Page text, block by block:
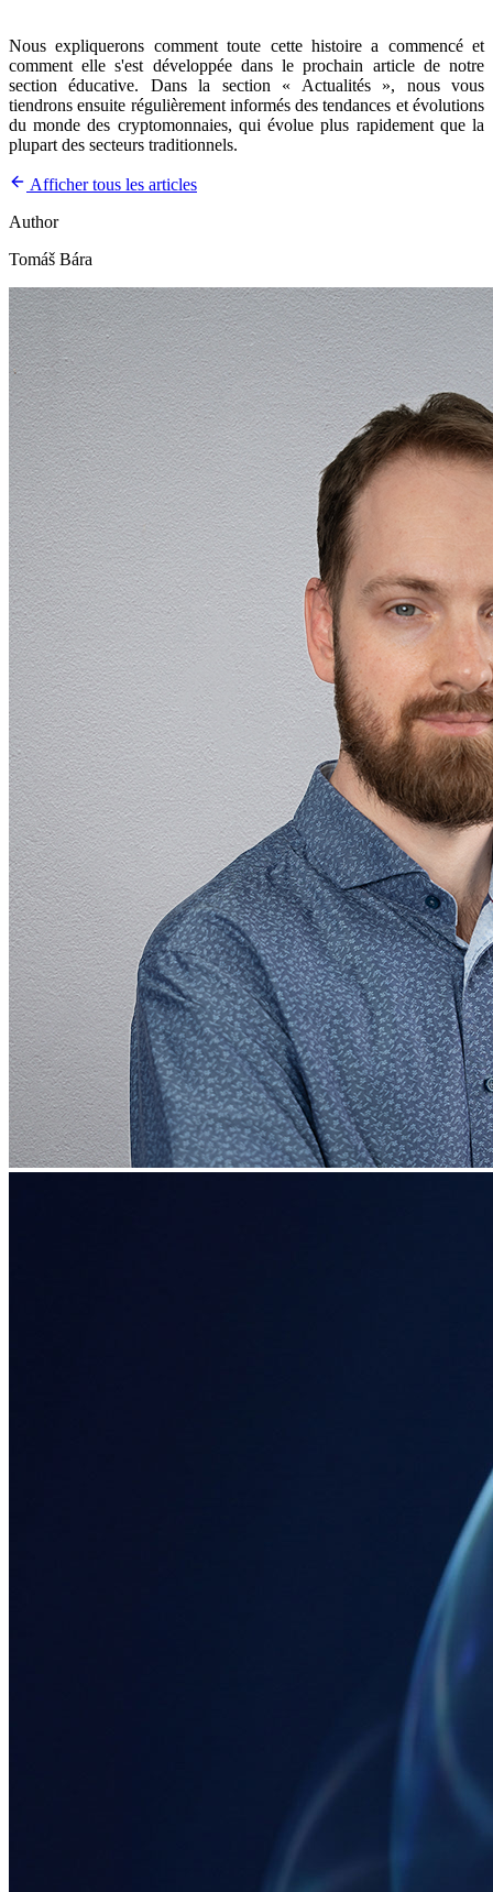
Nous expliquerons comment toute cette histoire a commencé et
comment elle s'est développée dans le prochain article de notre
section éducative. Dans la section « Actualités », nous vous
tiendrons ensuite régulièrement informés des tendances et évolutions
du monde des cryptomonnaies, qui évolue plus rapidement que la
plupart des secteurs traditionnels.
Afficher tous les articles
Author
Tomáš Bára